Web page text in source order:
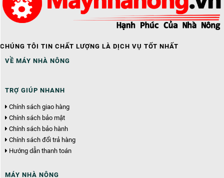
CHÚNG TÔI TIN CHẤT LƯỢNG LÀ DỊCH VỤ TỐT NHẤT
VỀ MÁY NHÀ NÔNG
TRỢ GIÚP NHANH
Chính sách giao hàng
Chính sách bảo mật
Chính sách bảo hành
Chính sách đổi trả hàng
Hướng dẫn thanh toán
MÁY NHÀ NÔNG